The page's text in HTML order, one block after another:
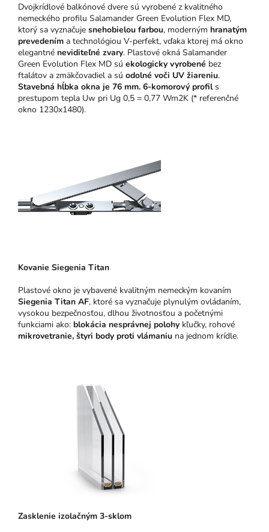
Dvojkrídlové balkónové dvere sú vyrobené z kvalitného
nemeckého profilu Salamander Green Evolution Flex MD,
ktorý sa vyznačuje snehobielou farbou, moderným hranatým
prevedením a technológiou V-perfekt, vďaka ktorej má okno
elegantné neviditeľné zvary. Plastové okná Salamander
Green Evolution Flex MD sú ekologicky vyrobené bez
ftalátov a zmäkčovadiel a sú odolné voči UV žiareniu.
Stavebná hĺbka okna je 76 mm. 6-komorový profils
prestupom tepla Uw pri Ug 0,5 = 0,77 Wm2K (* referenčné
okno 1230x1480).
Kovanie Siegenia Titan
Plastové okno je vybavené kvalitným nemeckým kovaním
Siegenia Titan AF, ktoré sa vyznačuje plynulým ovládaním,
vysokou bezpečnosťou, dlhou životnosťou a početnými
funkciami ako: blokácia nesprávnej polohy kľučky, rohové
mikrovetranie, štyri body proti vlámaniu na jednom krídle.
Zasklenie izolačným 3-sklom